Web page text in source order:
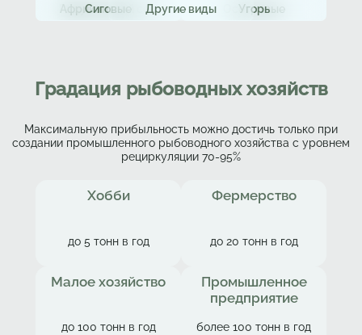
Радужная форель
Лосось
Африканский сом Осетровые
Сиговые Угорь
Другие виды
Градация рыбоводных хозяйств
Максимальную прибыльность можно достичь только при
создании промышленного рыбоводного хозяйства с уровнем
рециркуляции 70-95%
Хобби
до 5 тонн в год
Фермерство
до 20 тонн в год
Малое хозяйство
до 100 тонн в год
Промышленное
предприятие
более 100 тонн в год